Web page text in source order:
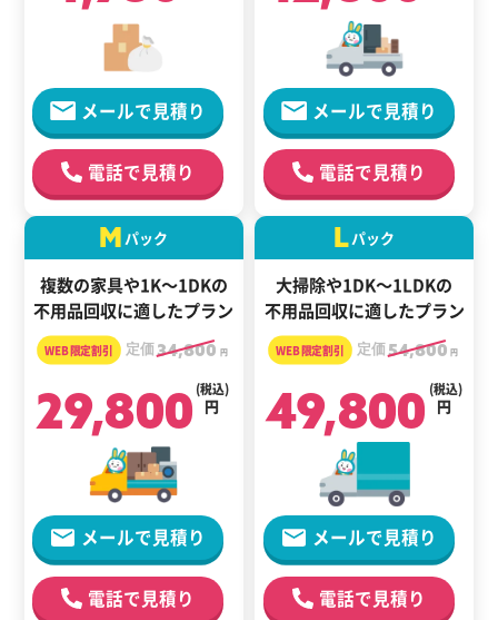
メールで見積り
電話で見積り
メールで見積り
電話で見積り
M パック
複数の家具や1K～1DKの
不用品回収に適したプラン
定価34,800 円
29,800 円
(税込)
メールで見積り
電話で見積り
Lパック
大掃除や1DK～1LDKの
不用品回収に適したプラン
定価54,800 円
49,800 円
(税込)
メールで見積り
電話で見積り